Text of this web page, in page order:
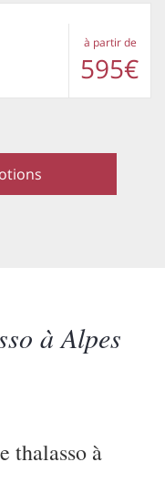
à partir de
595€
à Alpes
thalasso à